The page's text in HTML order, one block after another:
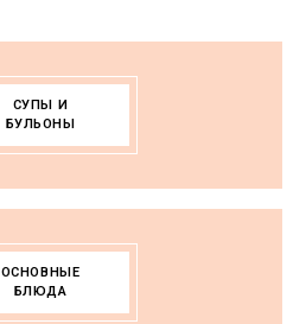
СУПЫ И
БУЛЬОНЫ
ОСНОВНЫЕ
БЛЮДА